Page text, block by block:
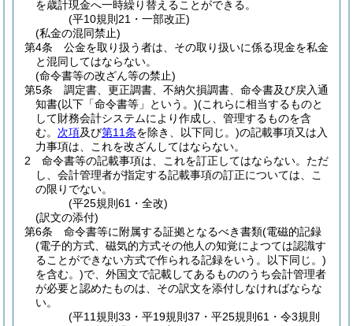
を歳計現金へ一時繰り替えることができる。
(平10規則21・一部改正)
(私金の混同禁止)
第4条
公金を取り扱う者は、その取り扱いに係る現金を私金
と混同してはならない。
(命令書等の改ざん等の禁止)
第5条
調定書、更正調書、不納欠損調書、命令書及び戻入通
知書(以下「命令書等」という。)(これらに相当するものと
して財務会計システムにより作成し、管理するものを含
む。 次項及び第11条を除き、以下同じ。)の記載事項又は入
力事項は、これを改ざんしてはならない。
2
命令書等の記載事項は、これを訂正してはならない。 ただ
し、会計管理者が指定する記載事項の訂正については、こ
の限りでない。
(平25規則61・全改)
(訳文の添付)
第6条
命令書等に附属する証拠となるべき書類(電磁的記録
(電子的方式、磁気的方式その他人の知覚によつては認識す
ることができない方式で作られる記録をいう。以下同じ。)
を含む。)で、外国文で記載してあるもののうち会計管理者
が必要と認めたものは、その訳文を添付しなければならな
い。
(平11規則33・平19規則37・平25規則61・令3規則